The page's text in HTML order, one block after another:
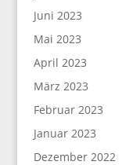
Juni 2023
Mai 2023
April 2023
März 2023
Februar 2023
Januar 2023
Dezember 2022